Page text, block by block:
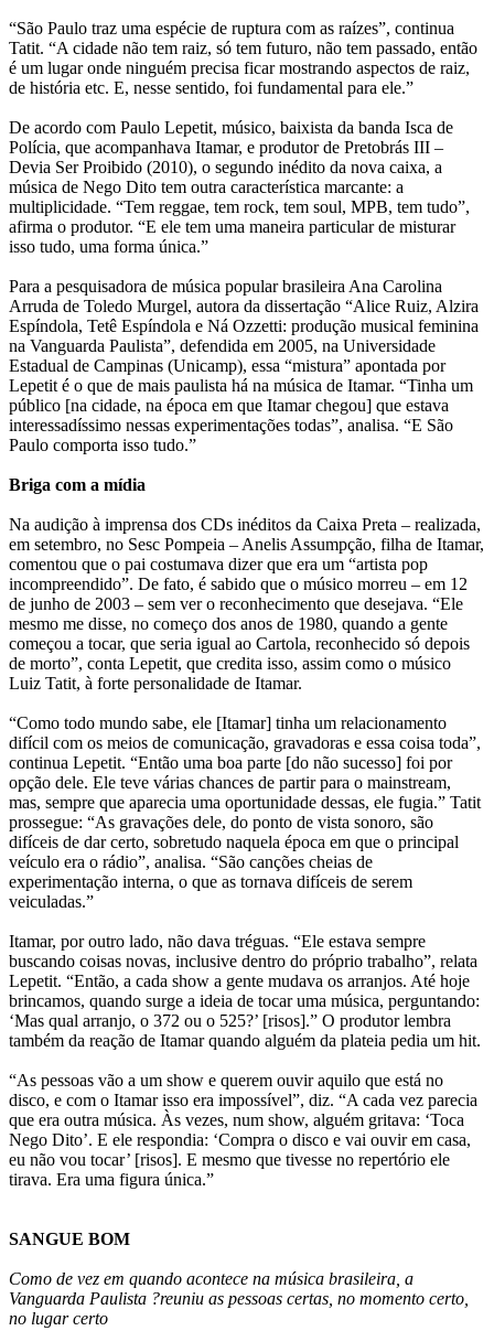
“São Paulo traz uma espécie de ruptura com as raízes”, continua
Tatit. “A cidade não tem raiz, só tem futuro, não tem passado, então
é um lugar onde ninguém precisa ficar mostrando aspectos de raiz,
de história etc. E, nesse sentido, foi fundamental para ele.”
De acordo com Paulo Lepetit, músico, baixista da banda Isca de
Polícia, que acompanhava Itamar, e produtor de Pretobrás III –
Devia Ser Proibido (2010), o segundo inédito da nova caixa, a
música de Nego Dito tem outra característica marcante: a
multiplicidade. “Tem reggae, tem rock, tem soul, MPB, tem tudo”,
afirma o produtor. “E ele tem uma maneira particular de misturar
isso tudo, uma forma única.”
Para a pesquisadora de música popular brasileira Ana Carolina
Arruda de Toledo Murgel, autora da dissertação “Alice Ruiz, Alzira
Espíndola, Tetê Espíndola e Ná Ozzetti: produção musical feminina
na Vanguarda Paulista”, defendida em 2005, na Universidade
Estadual de Campinas (Unicamp), essa “mistura” apontada por
Lepetit é o que de mais paulista há na música de Itamar. “Tinha um
público [na cidade, na época em que Itamar chegou] que estava
interessadíssimo nessas experimentações todas”, analisa. “E São
Paulo comporta isso tudo.”
Briga com a mídia
Na audição à imprensa dos CDs inéditos da Caixa Preta – realizada,
em setembro, no Sesc Pompeia – Anelis Assumpção, filha de Itamar,
comentou que o pai costumava dizer que era um “artista pop
incompreendido”. De fato, é sabido que o músico morreu – em 12
de junho de 2003 – sem ver o reconhecimento que desejava. “Ele
mesmo me disse, no começo dos anos de 1980, quando a gente
começou a tocar, que seria igual ao Cartola, reconhecido só depois
de morto”, conta Lepetit, que credita isso, assim como o músico
Luiz Tatit, à forte personalidade de Itamar.
“Como todo mundo sabe, ele [Itamar] tinha um relacionamento
difícil com os meios de comunicação, gravadoras e essa coisa toda”,
continua Lepetit. “Então uma boa parte [do não sucesso] foi por
opção dele. Ele teve várias chances de partir para o mainstream,
mas, sempre que aparecia uma oportunidade dessas, ele fugia.” Tatit
prossegue: “As gravações dele, do ponto de vista sonoro, são
difíceis de dar certo, sobretudo naquela época em que o principal
veículo era o rádio”, analisa. “São canções cheias de
experimentação interna, o que as tornava difíceis de serem
veiculadas.”
Itamar, por outro lado, não dava tréguas. “Ele estava sempre
buscando coisas novas, inclusive dentro do próprio trabalho”, relata
Lepetit. “Então, a cada show a gente mudava os arranjos. Até hoje
brincamos, quando surge a ideia de tocar uma música, perguntando:
‘Mas qual arranjo, o 372 ou o 525?’ [risos].” O produtor lembra
também da reação de Itamar quando alguém da plateia pedia um hit.
“As pessoas vão a um show e querem ouvir aquilo que está no
disco, e com o Itamar isso era impossível”, diz. “A cada vez parecia
que era outra música. Às vezes, num show, alguém gritava: ‘Toca
Nego Dito’. E ele respondia: ‘Compra o disco e vai ouvir em casa,
eu não vou tocar’ [risos]. E mesmo que tivesse no repertório ele
tirava. Era uma figura única.”
SANGUE BOM
Como de vez em quando acontece na música brasileira, a
Vanguarda Paulista ?reuniu as pessoas certas, no momento certo,
no lugar certo